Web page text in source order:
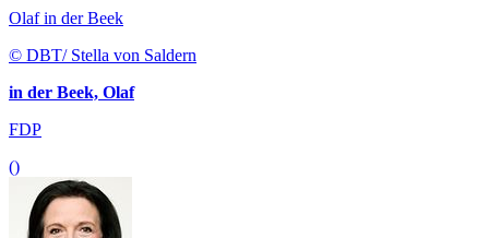
Olaf in der Beek
© DBT/ Stella von Saldern
in der Beek, Olaf
FDP
()